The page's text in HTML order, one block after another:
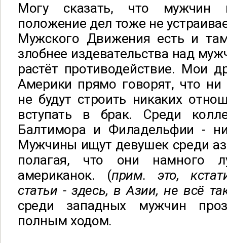
Могу сказать, что мужчин
положение дел тоже не
Мужского Движения есть и
злобнее издевательства над
растёт противодействие. Мои
Америки прямо говорят, что
не будут строить никаких
вступать в брак. Среди
Балтимора и Филадельфии -
Мужчины ищут девушек среди
полагая, что они намного
американок. (прим. это,
статьи - здесь, в Азии, не всё
среди западных мужчин
полным ходом.